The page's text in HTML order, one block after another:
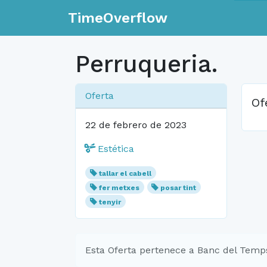
TimeOverflow
Perruqueria.
Oferta
22 de febrero de 2023
Estética
tallar el cabell
fer metxes
posar tint
tenyir
Esta Oferta pertenece a Banc del